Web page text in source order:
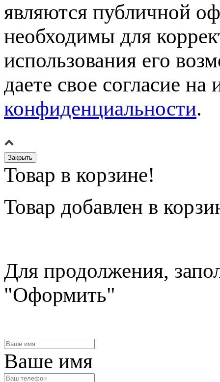
являются публичной
необходимы для
использования его
даете свое согласие
конфиденциальности.
Закрыть
Товар в корзине!
Товар добавлен в
Для продолжения,
"Оформить"
Ваше имя